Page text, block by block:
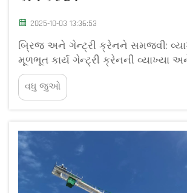
2025-10-03 13:36:53
બ્રિજ અને ગેન્ટ્રી ક્રેનને સમજવી:
મૂળભૂત કાર્ય ગેન્ટ્રી ક્રેનની વ્યાખ્યા
ખ્યાલો સમજાવ્યા ગેન્ટ્રી ક્રેન એ
માઉન્ટ થયેલ ટ્રેક પર ચાલતા પગ
મશીન છે. કારણ કે...
વધુ જુઓ